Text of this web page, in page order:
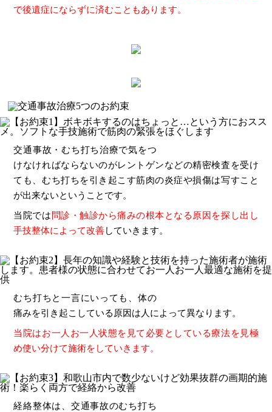
で後遺症にならずに済むこともあります。
交通事故・むち打ち治療で気をつ
けなければならないのがレントゲンなどの精密検査を受け
ても、むち打ちを引き起こす筋肉の炎症や損傷は写すこと
が出来ないということです。
当院では 問診・触診から痛みの根本となる原因を探し出し
手技整体によって改善していきます。
むち打ちと一言にいっても、体の
痛みを引き起こしている原因は人によって異なります。
当院はお一人お一人状態を見て必要としている療法を見極
め使い分けて施術をしていきます。
経絡整体は、交通事故のむち打ち